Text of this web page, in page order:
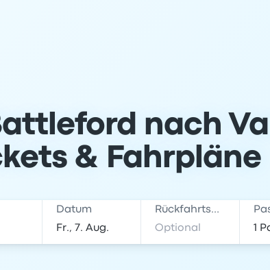
nach
& Fahrpläne
Datum Rückfahrtsdatum